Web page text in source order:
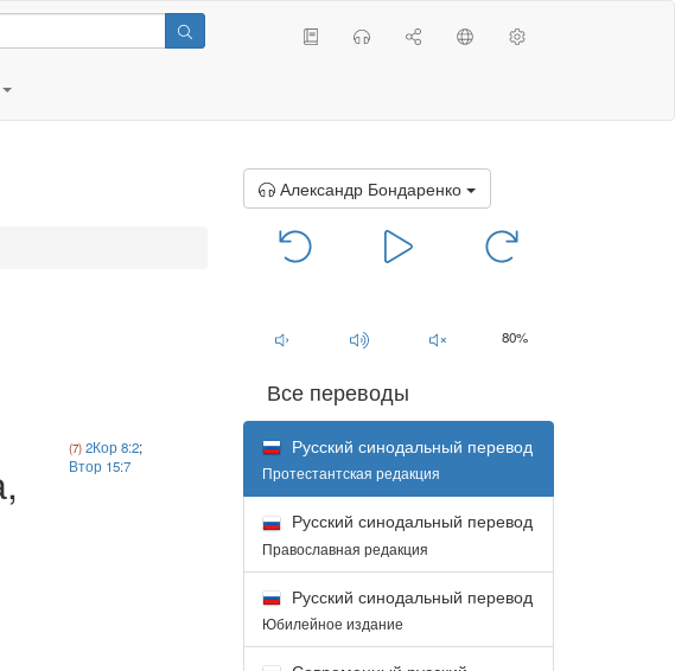
2Кор 8:2;
Втор 15:7
Александр Бондаренко
80%
Все переводы
Русский синодальный перевод
Протестантская редакция
Русский синодальный перевод
Православная редакция
Русский синодальный перевод
Юбилейное издание